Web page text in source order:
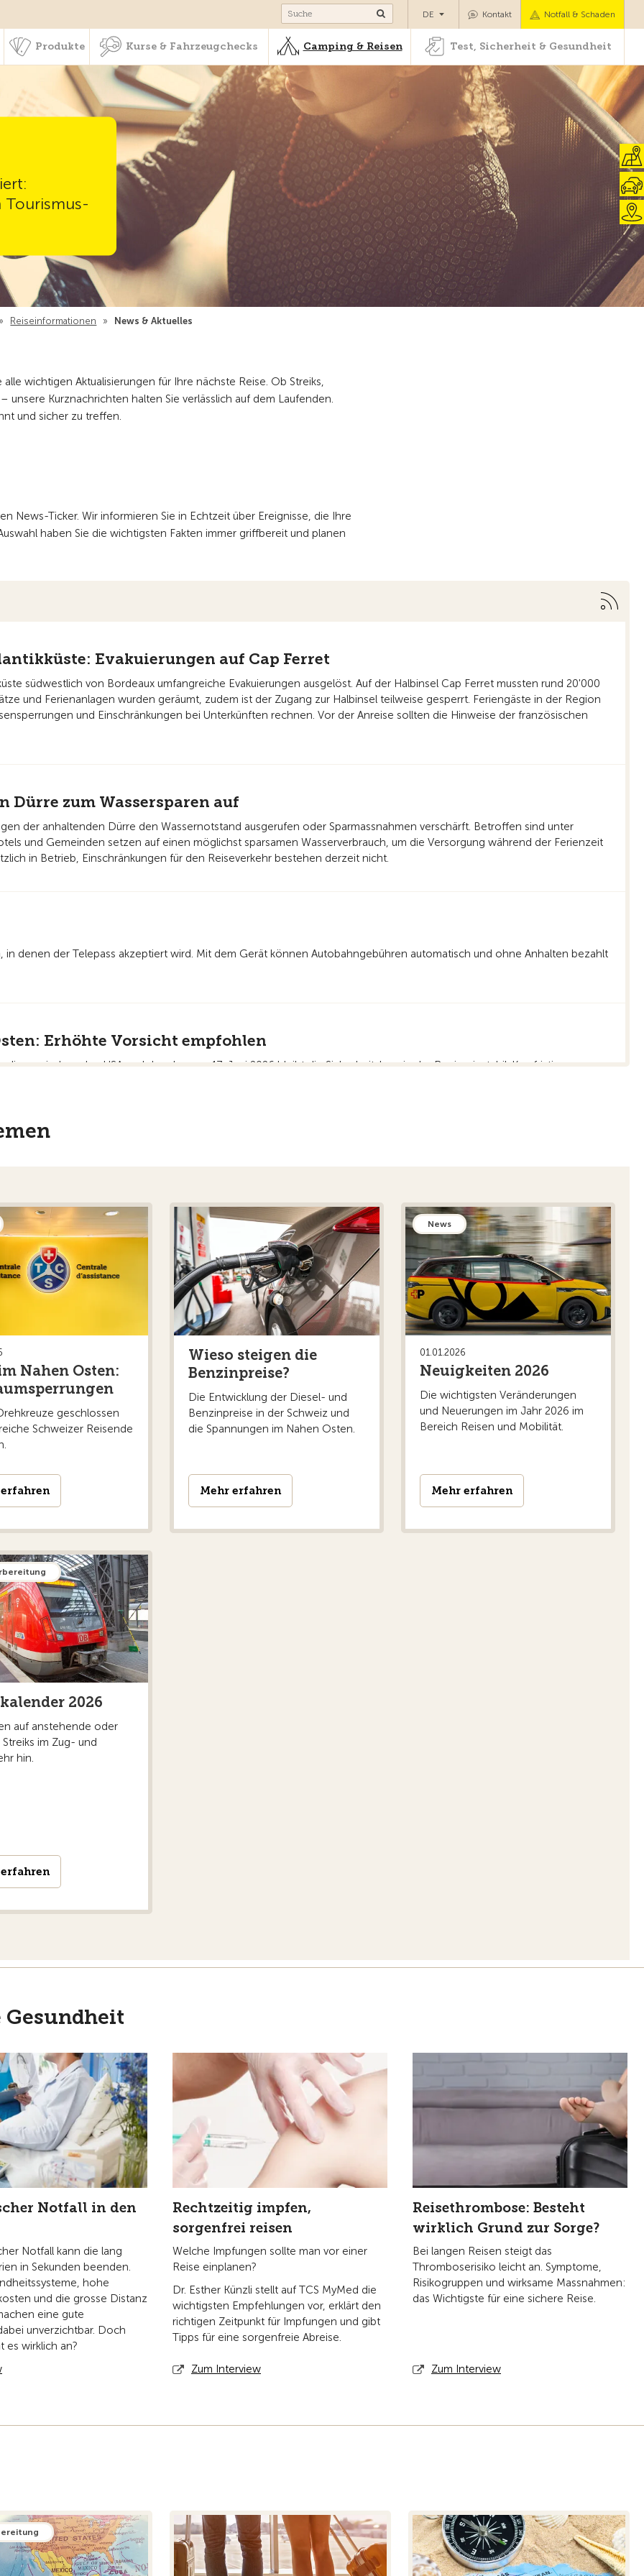
Kurse & Fahrzeugchecks Camping & Reisen Test, Sicherheit & Gesundheit
Kontakt Notfall & Schaden
DE
Produkte Kurse & Fahrzeugchecks Camping & Reisen Test, Sicherheit & Gesundheit
Tourismus-
» Reiseinformationen » News & Aktuelles
wichtigen Aktualisierungen für Ihre nächste Reise. Ob Streiks,
Kurznachrichten halten Sie verlässlich auf dem Laufenden.
und sicher zu treffen.
News-Ticker. Wir informieren Sie in Echtzeit über Ereignisse, die Ihre
haben Sie die wichtigsten Fakten immer griffbereit und planen
Evakuierungen auf Cap Ferret
südwestlich von Bordeaux umfangreiche Evakuierungen ausgelöst. Auf der Halbinsel Cap Ferret mussten rund 20'000
und Ferienanlagen wurden geräumt, zudem ist der Zugang zur Halbinsel teilweise gesperrt. Feriengäste in der Region
und Einschränkungen bei Unterkünften rechnen. Vor der Anreise sollten die Hinweise der französischen
Dürre zum Wassersparen auf
der anhaltenden Dürre den Wassernotstand ausgerufen oder Sparmassnahmen verschärft. Betroffen sind unter
und Gemeinden setzen auf einen möglichst sparsamen Wasserverbrauch, um die Versorgung während der Ferienzeit
in Betrieb, Einschränkungen für den Reiseverkehr bestehen derzeit nicht.
denen der Telepass akzeptiert wird. Mit dem Gerät können Autobahngebühren automatisch und ohne Anhalten bezahlt
Erhöhte Vorsicht empfohlen
zwischen den USA und dem Iran am 17. Juni 2026 bleibt die Sicherheitslage in der Region instabil. Kurzfristige
Nähe von Caracas erschüttert. Mehrere Gebäude in der Hauptstadt sind eingestürzt. Rettungskräfte sind im Einsatz, eine
mit KI bearbeitet
und des KI-Verifikationsanbieters ContentGuard.me wurden mehr als 25'000 Hotelbilder analysiert. Bei rund 19 Prozent
mit künstlicher Intelligenz. Dadurch können Zimmer, Pools oder Ausblicke attraktiver wirken als sie tatsächlich sind. Bei
offiziellen Fotos auch aktuelle Gästebilder und Bewertungen zu prüfen. So lassen sich Enttäuschungen am Ferienziel
anderem die Gepäckregeln präzisiert und Sitzplätze für Kinder sowie Personen mit eingeschränkter Mobilität besser
oder Annullierungen soll einfacher werden. Auch Schweizer Reisende profitieren von den Neuerungen, da die EU-
Verbindungen mit europäischen Airlines gelten. Allerdings sind die neuen Regeln noch nicht in Kraft. Nach der
2027 zur Anwendung kommen.
Nahen Osten:
geschlossen
Schweizer Reisende
Wieso steigen die
Benzinpreise?
Die Entwicklung der Diesel- und
Benzinpreise in der Schweiz und
die Spannungen im Nahen Osten.
Mehr erfahren
News
01.01.2026
Neuigkeiten 2026
Die wichtigsten Veränderungen
und Neuerungen im Jahr 2026 im
Bereich Reisen und Mobilität.
Mehr erfahren
2026
auf anstehende oder
im Zug- und
hin.
Notfall in den
Notfall kann die lang
in Sekunden beenden.
hohe
und die grosse Distanz
eine gute
unverzichtbar. Doch
es wirklich an?
Rechtzeitig impfen,
sorgenfrei reisen
Welche Impfungen sollte man vor einer
Reise einplanen?
Dr. Esther Künzli stellt auf TCS MyMed die
wichtigsten Empfehlungen vor, erklärt den
richtigen Zeitpunkt für Impfungen und gibt
Tipps für eine sorgenfreie Abreise.
Zum Interview
Reisethrombose: Besteht
wirklich Grund zur Sorge?
Bei langen Reisen steigt das
Thromboserisiko leicht an. Symptome,
Risikogruppen und wirksame Massnahmen:
das Wichtigste für eine sichere Reise.
Zum Interview